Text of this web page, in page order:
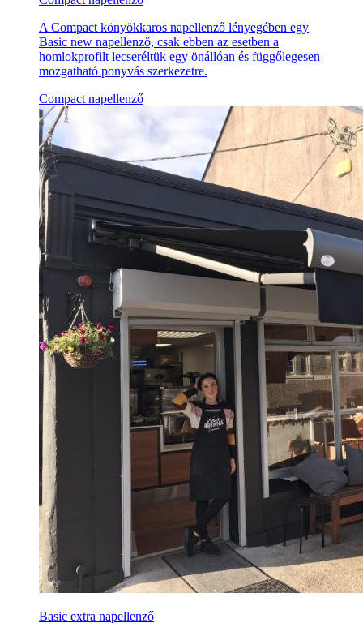
A Compact könyökkaros napellenző lényegében egy
Basic new napellenző, csak ebben az esetben a
homlokprofilt lecseréltük egy önállóan és függőlegesen
mozgatható ponyvás szerkezetre.
Compact napellenző
Basic extra napellenző